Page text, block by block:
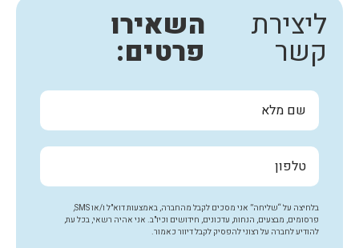
ליצירת
קשר
השאירו
פרטים:
בלחיצה על “שליחה” אני מסכים לקבל מהחברה, באמצעות דוא"ל ו/או SMS,
פרסומים, מבצעים, הנחות, עדכונים, חידושים וכיו"ב. אני אהיה רשאי, בכל עת,
להודיע לחברה על רצוני להפסיק לקבל דיוור כאמור.